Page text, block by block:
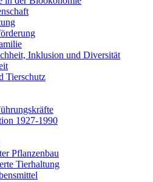
Inklusion und Diversität
Tierschutz
1927-1990
Pflanzenbau
Tierhaltung